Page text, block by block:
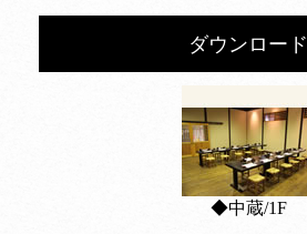
ダウンロード
◆中蔵/1F